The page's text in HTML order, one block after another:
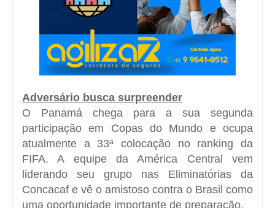
Adversário busca surpreender
O Panamá chega para a sua segunda
participação em Copas do Mundo e ocupa
atualmente a 33ª colocação no ranking da
FIFA. A equipe da América Central vem
liderando seu grupo nas Eliminatórias da
Concacaf e vê o amistoso contra o Brasil como
uma oportunidade importante de preparação.